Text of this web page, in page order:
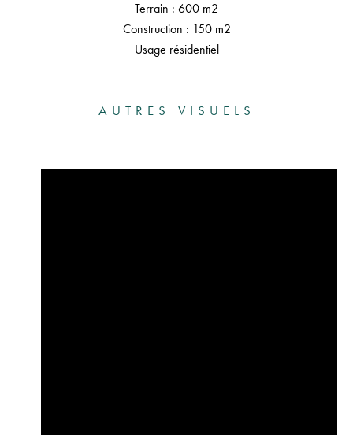
Terrain : 600 m2
Construction : 150 m2
Usage résidentiel
AUTRES VISUELS